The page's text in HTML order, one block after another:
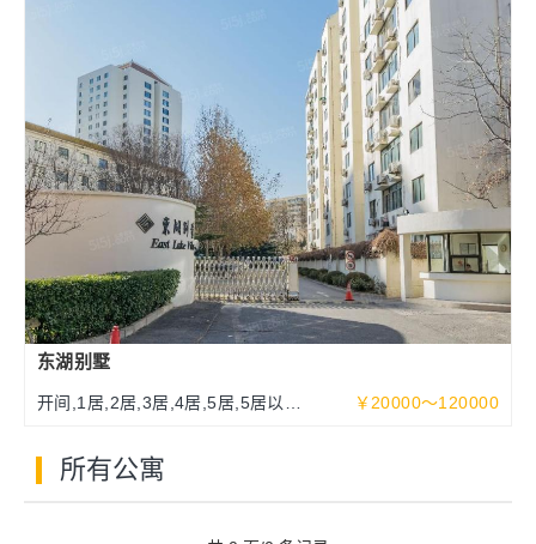
东湖别墅
开间,1居,2居,3居,4居,5居,5居以上
￥20000～120000
所有公寓